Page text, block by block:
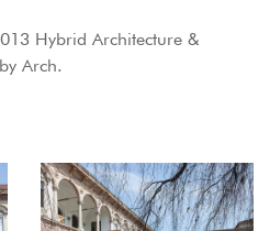
Hybrid Architecture &
Arch.